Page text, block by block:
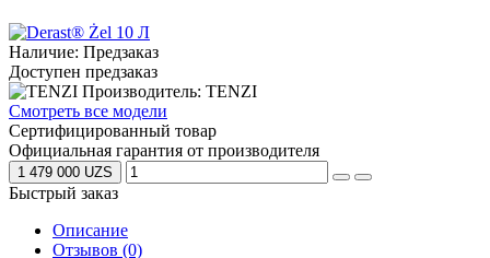
Наличие: Предзаказ
Доступен предзаказ
Производитель: TENZI
Смотреть все модели
Сертифицированный товар
Официальная гарантия от производителя
1 479 000 UZS
Быстрый заказ
Описание
Отзывов (0)